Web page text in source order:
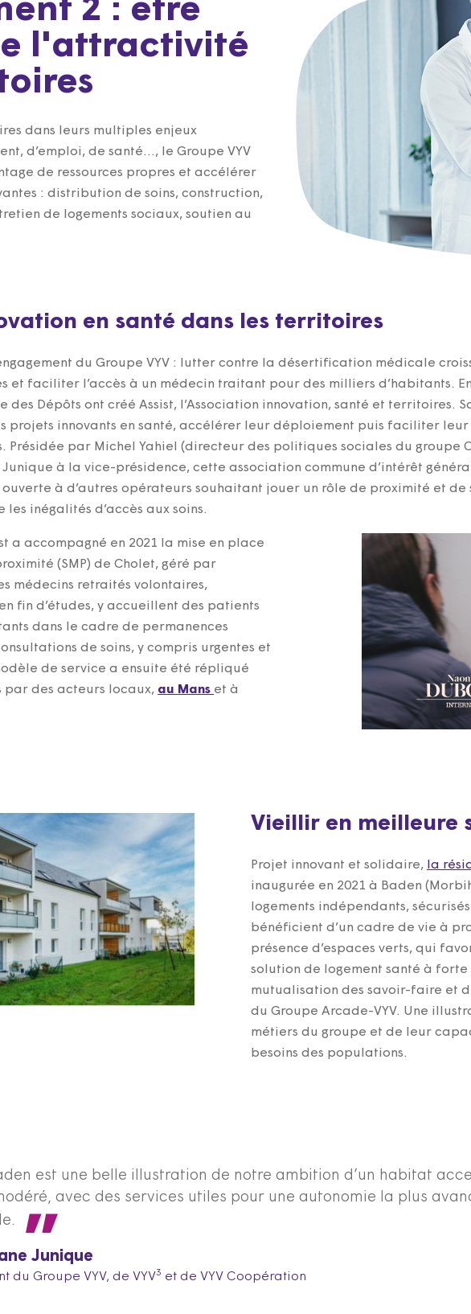
2 : être
l'attractivité
dans leurs multiples enjeux
d’emploi, de santé…, le Groupe VYV
de ressources propres et accélérer
: distribution de soins, construction,
de logements sociaux, soutien au
en santé dans les territoires
du Groupe VYV : lutter contre la désertification médicale
et faciliter l’accès à un médecin traitant pour des milliers d’habitants.
des Dépôts ont créé Assist, l’Association innovation, santé et territoires.
projets innovants en santé, accélérer leur déploiement puis faciliter
Présidée par Michel Yahiel (directeur des politiques sociales du groupe
Junique à la vice-présidence, cette association commune d’intérêt
à d’autres opérateurs souhaitant jouer un rôle de proximité et
inégalités d’accès aux soins.
a accompagné en 2021 la mise en place
(SMP) de Cholet, géré par
médecins retraités volontaires,
fin d’études, y accueillent des patients
dans le cadre de permanences
de soins, y compris urgentes et
de service a ensuite été répliqué
par des acteurs locaux, au Mans et à
Vieillir en meilleure
Projet innovant et solidaire, la
inaugurée en 2021 à Baden
logements indépendants,
bénéficient d’un cadre de vie à
présence d’espaces verts, qui
solution de logement santé à
mutualisation des savoir-faire et
du Groupe Arcade-VYV. Une
métiers du groupe et de leur
besoins des populations.
est une belle illustration de notre ambition d’un habitat
avec des services utiles pour une autonomie la plus
Junique
du Groupe VYV, de VYV3 et de VYV Coopération